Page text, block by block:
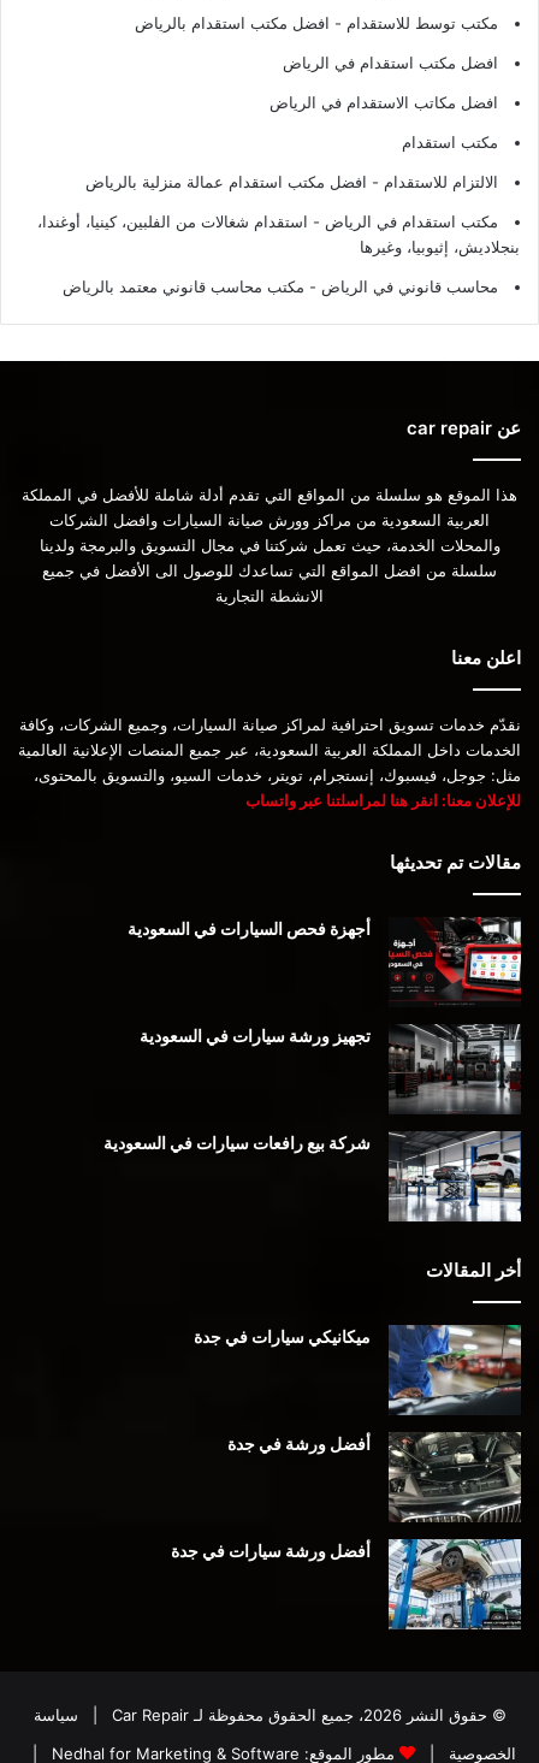
مكتب توسط للاستقدام - افضل مكتب استقدام بالرياض
افضل مكتب استقدام في الرياض
افضل مكاتب الاستقدام في الرياض
مكتب استقدام
الالتزام للاستقدام - افضل مكتب استقدام عمالة منزلية بالرياض
مكتب استقدام في الرياض - استقدام شغالات من الفلبين، كينيا، أوغندا،
بنجلاديش، إثيوبيا، وغيرها
محاسب قانوني في الرياض - مكتب محاسب قانوني معتمد بالرياض
عن car repair
هذا الموقع هو سلسلة من المواقع التي تقدم أدلة شاملة للأفضل في المملكة
العربية السعودية من مراكز وورش صيانة السيارات وافضل الشركات
والمحلات الخدمة، حيث تعمل شركتنا في مجال التسويق والبرمجة ولدينا
سلسلة من افضل المواقع التي تساعدك للوصول الى الأفضل في جميع
الانشطة التجارية
اعلن معنا
نقدّم خدمات تسويق احترافية لمراكز صيانة السيارات، وجميع الشركات، وكافة
الخدمات داخل المملكة العربية السعودية، عبر جميع المنصات الإعلانية العالمية
مثل: جوجل، فيسبوك، إنستجرام، تويتر، خدمات السيو، والتسويق بالمحتوى،
للإعلان معنا: انقر هنا لمراسلتنا عبر واتساب
مقالات تم تحديثها
أجهزة فحص السيارات في السعودية
تجهيز ورشة سيارات في السعودية
شركة بيع رافعات سيارات في السعودية
أخر المقالات
ميكانيكي سيارات في جدة
أفضل ورشة في جدة
أفضل ورشة سيارات في جدة
© حقوق النشر 2026، جميع الحقوق محفوظة لـ Car Repair
سياسة
الخصوصية
مطور الموقع: Nedhal for Marketing & Software